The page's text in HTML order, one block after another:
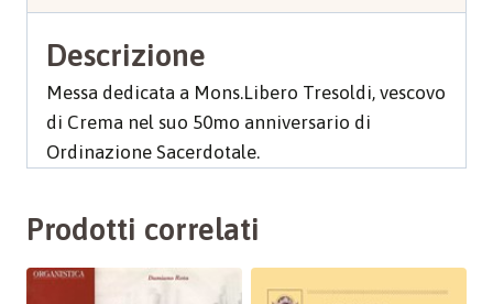
Descrizione
Messa dedicata a Mons.Libero Tresoldi, vescovo
di Crema nel suo 50mo anniversario di
Ordinazione Sacerdotale.
Prodotti correlati